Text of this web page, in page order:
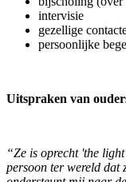
intervisie
gezellige
persoonlijke
Uitspraken van
“Ze is oprecht 'the
persoon ter wereld dat